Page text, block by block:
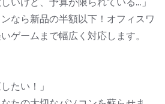
なら新品の半額以下！オフィスワ
ゲームまで幅広く対応します。
たい！」